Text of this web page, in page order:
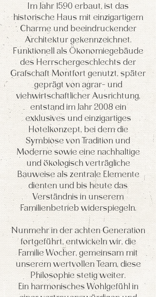
Im Jahr 1590 erbaut, ist das
historische Haus mit einzigartigem
Charme und beeindruckender
Architektur gekennzeichnet.
Funktionell als Ökonomiegebäude
des Herrschergeschlechts der
Grafschaft Montfort genutzt, später
geprägt von agrar- und
viehwirtschaftlicher Ausrichtung,
entstand im Jahr 2008 ein
exklusives und einzigartiges
Hotelkonzept, bei dem die
Symbiose von Tradition und
Moderne sowie eine nachhaltige
und ökologisch verträgliche
Bauweise als zentrale Elemente
dienten und bis heute das
Verständnis in unserem
Familienbetrieb widerspiegeln.
Nunmehr in der achten Generation
fortgeführt, entwickeln wir, die
Familie Wocher, gemeinsam mit
unserem wertvollen Team, diese
Philosophie stetig weiter.
Ein harmonisches Wohlgefühl in